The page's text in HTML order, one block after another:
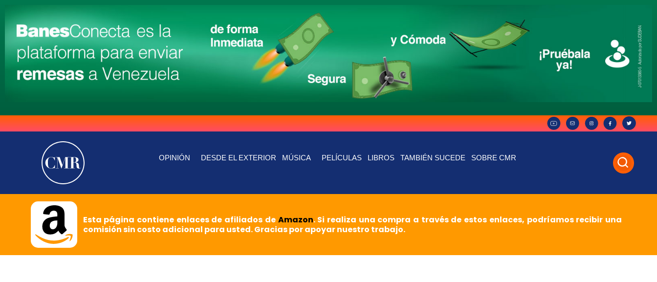
OPINIÓN DESDE EL EXTERIOR MÚSICA PELÍCULAS LIBROS TAMBIÉN SUCEDE SOBRE CMR
Esta página contiene enlaces de afiliados de Amazon. Si realiza una compra a través de estos enlaces, podríamos recibir una
comisión sin costo adicional para usted. Gracias por apoyar nuestro trabajo.